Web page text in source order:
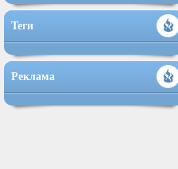
Теги
Реклама